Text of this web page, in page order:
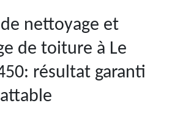
nettoyage et
de toiture à Le
résultat garanti